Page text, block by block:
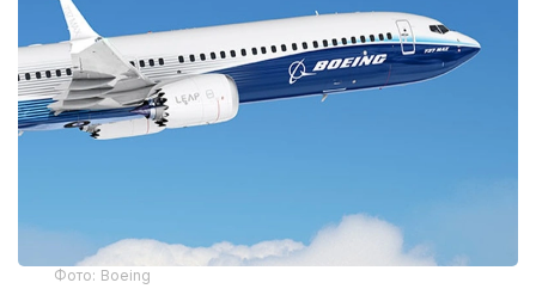
Фото: Boeing